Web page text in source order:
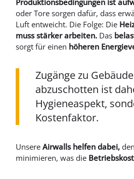
oder Tore sorgen dafür, dass
Luft entweicht. Die Folge: Die
muss stärker arbeiten. Das
sorgt für einen höheren
Zugänge zu
abzuschotten ist
Hygieneaspekt,
Kostenfaktor.
UnsereAirwalls helfen dabei,
minimieren, was die